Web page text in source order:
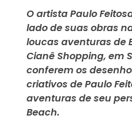
O artista Paulo
lado de suas obras
loucas aventuras de
Cianê Shopping, em
conferem os
criativos de Paulo
aventuras de seu
Beach.